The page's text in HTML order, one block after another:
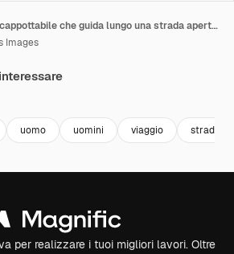
Uomo in auto decappottabile che guida lungo una strada aperta ripreso con R3D
Images
uomo uomini viaggio strada
per realizzare i tuoi migliori lavori. Oltre